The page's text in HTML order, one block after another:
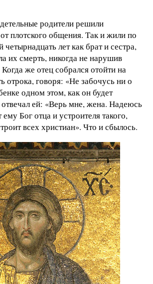
родители решили
плотского общения. Так и жили по
лет как брат и сестра,
их смерть, никогда не нарушив
же отец собрался отойти на
отрока, говоря: «Не забочусь ни о
одном этом, как он будет
ей: «Верь мне, жена. Надеюсь
ему Бог отца и устроителя такого,
всех христиан». Что и сбылось.